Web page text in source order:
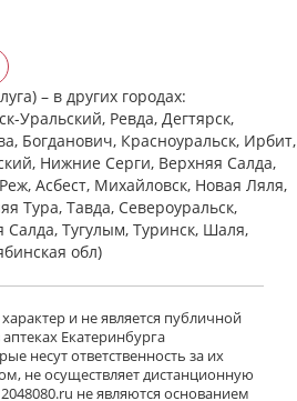
– в других городах:
Уральский, Ревда, Дегтярск,
Богданович, Красноуральск, Ирбит,
Нижние Cерги, Верхняя Салда,
Асбест, Михайловск, Новая Ляля,
Тура, Тавда, Североуральск,
Тугулым, Туринск, Шаля,
обл)
и не является публичной
Екатеринбурга
несут ответственность за их
не осуществляет дистанционную
не являются основанием